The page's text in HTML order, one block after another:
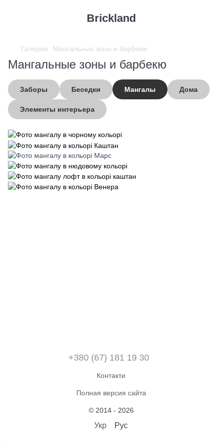
Brickland
Галерея Мангальные зоны и барбекю
Мангальные зоны и барбекю
Заборы Беседки Мангалы Дома
Элементы интерьера
+380 (67) 181 19 30
Контакти
Полная версия сайта
© 2014 - 2026
Укр Рус